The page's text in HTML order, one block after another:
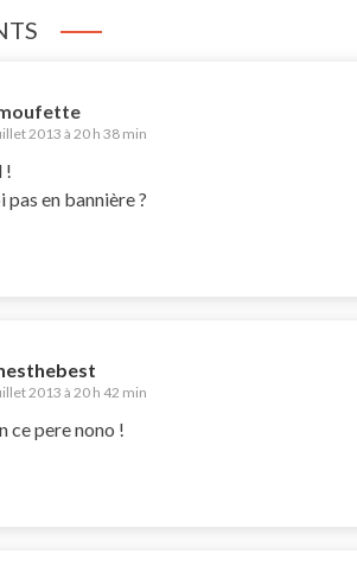
2013 à 20 h 38 min
!
en bannière ?
2013 à 20 h 42 min
ce pere nono !